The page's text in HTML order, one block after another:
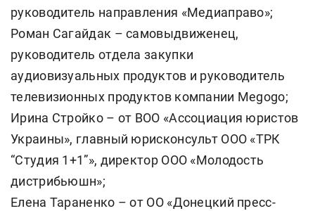
руководитель направления «Медиаправо»;
Роман Сагайдак – самовыдвиженец,
руководитель отдела закупки
аудиовизуальных продуктов и руководитель
телевизионных продуктов компании Megogo;
Ирина Стройко – от ВОО «Ассоциация юристов
Украины», главный юрисконсульт ООО «ТРК
“Студия 1+1”», директор ООО «Молодость
дистрибьюшн»;
Елена Тараненко – от ОО «Донецкий пресс-